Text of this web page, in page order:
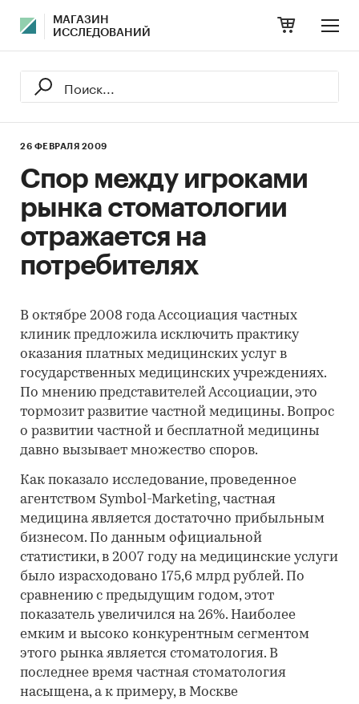
МАГАЗИН
ИССЛЕДОВАНИЙ
26 ФЕВРАЛЯ 2009
Cпор между игроками
рынка стоматологии
отражается на
потребителях
В октябре 2008 года Ассоциация частных
клиник предложила исключить практику
оказания платных медицинских услуг в
государственных медицинских учреждениях.
По мнению представителей Ассоциации, это
тормозит развитие частной медицины. Вопрос
о развитии частной и бесплатной медицины
давно вызывает множество споров.
Как показало исследование, проведенное
агентством Symbol-Marketing, частная
медицина является достаточно прибыльным
бизнесом. По данным официальной
статистики, в 2007 году на медицинские услуги
было израсходовано 175,6 млрд рублей. По
сравнению с предыдущим годом, этот
показатель увеличился на 26%. Наиболее
емким и высоко конкурентным сегментом
этого рынка является стоматология. В
последнее время частная стоматология
насыщена, а к примеру, в Москве